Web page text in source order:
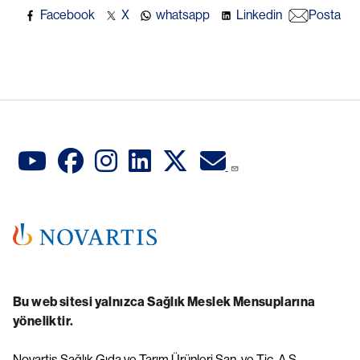
Facebook X whatsapp Linkedin Posta
Bu web sitesi yalnızca Sağlık Meslek Mensuplarına
yöneliktir.